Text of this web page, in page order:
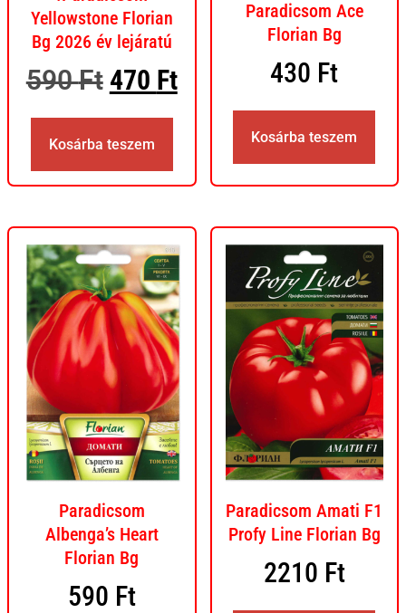
Yellowstone Florian
Bg 2026 év lejáratú
590Ft 470 Ft
Kosárba teszem
Paradicsom Ace
Florian Bg
430 Ft
Kosárba teszem
Paradicsom
Albenga’s Heart
Florian Bg
590 Ft
Paradicsom Amati F1
Profy Line Florian Bg
2210 Ft